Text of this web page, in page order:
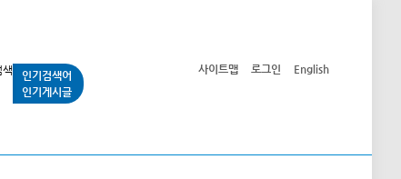
인기검색어
인기게시글
사이트맵 로그인 English